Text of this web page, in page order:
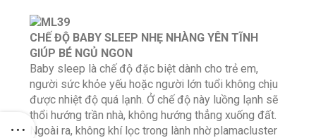
CHẾ ĐỘ BABY SLEEP NHẸ NHÀNG YÊN TĨNH
GIÚP BÉ NGỦ NGON
Baby sleep là chế độ đặc biệt dành cho trẻ em,
người sức khỏe yếu hoặc người lớn tuổi không chịu
được nhiệt độ quá lạnh. Ở chế độ này luồng lạnh sẽ
thổi hướng trần nhà, không hướng thẳng xuống đất.
Ngoài ra, không khí lọc trong lành nhờ plamacluster